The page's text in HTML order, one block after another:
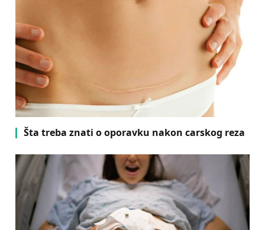
Šta treba znati o oporavku nakon carskog reza